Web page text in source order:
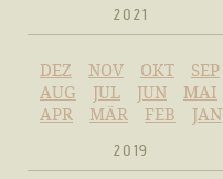
2021
DEZ NOV OKT
SEP
AUG
JUL JUN
MAI
APR
MÄR FEB JAN
2019